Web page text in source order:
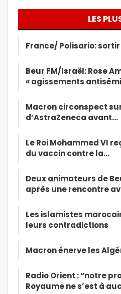
LES
France/ Polisario:
Beur FM/Israël: Rose
« agissements
Macron circonspect
d’AstraZeneca avant…
Le Roi Mohammed VI
du vaccin contre la…
Deux animateurs de
après une rencontre
Les islamistes
leurs contradictions
Macron énerve les
Radio Orient : “notre
Royaume ne s’est à